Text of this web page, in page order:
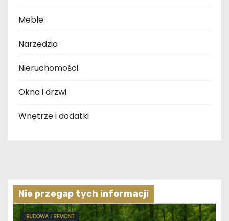
Meble
Narzędzia
Nieruchomości
Okna i drzwi
Wnętrze i dodatki
Nie przegap tych informacji
BUDOWA I REMONT